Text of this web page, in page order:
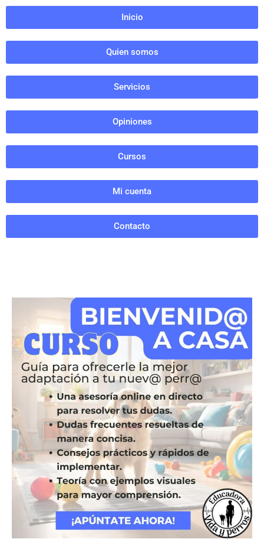
Inicio
Quien somos
Servicios
Opiniones
Cursos
Mi cuenta
Contacto